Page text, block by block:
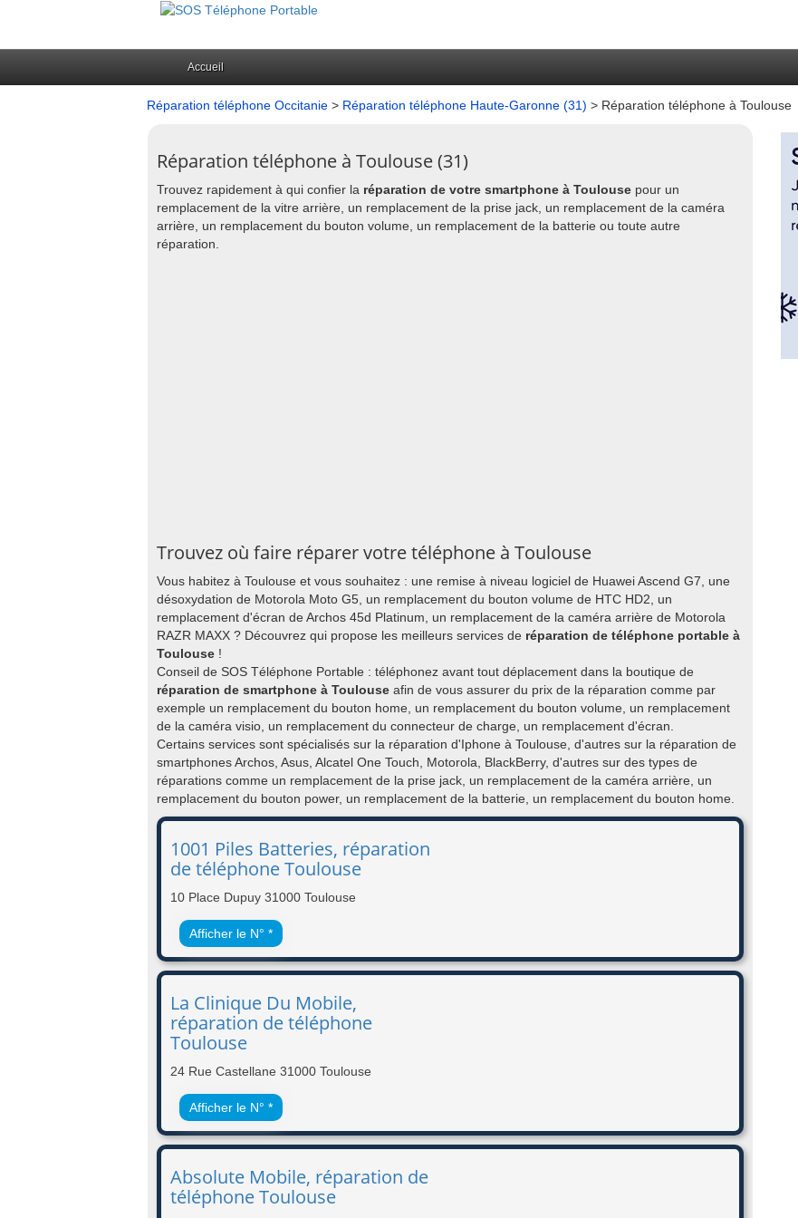
Accueil
Réparation téléphone Occitanie > Réparation téléphone Haute-Garonne (31) > Réparation téléphone à Toulouse
Réparation téléphone à Toulouse (31)
Trouvez rapidement à qui confier la réparation de votre smartphone à Toulouse pour un
remplacement de la vitre arrière, un remplacement de la prise jack, un remplacement de la caméra
arrière, un remplacement du bouton volume, un remplacement de la batterie ou toute autre
réparation.
Trouvez où faire réparer votre téléphone à Toulouse
Vous habitez à Toulouse et vous souhaitez : une remise à niveau logiciel de Huawei Ascend G7, une
désoxydation de Motorola Moto G5, un remplacement du bouton volume de HTC HD2, un
remplacement d'écran de Archos 45d Platinum, un remplacement de la caméra arrière de Motorola
RAZR MAXX ? Découvrez qui propose les meilleurs services de réparation de téléphone portable à
Toulouse !
Conseil de SOS Téléphone Portable : téléphonez avant tout déplacement dans la boutique de
réparation de smartphone à Toulouse afin de vous assurer du prix de la réparation comme par
exemple un remplacement du bouton home, un remplacement du bouton volume, un remplacement
de la caméra visio, un remplacement du connecteur de charge, un remplacement d'écran.
Certains services sont spécialisés sur la réparation d'Iphone à Toulouse, d'autres sur la réparation de
smartphones Archos, Asus, Alcatel One Touch, Motorola, BlackBerry, d'autres sur des types de
réparations comme un remplacement de la prise jack, un remplacement de la caméra arrière, un
remplacement du bouton power, un remplacement de la batterie, un remplacement du bouton home.
1001 Piles Batteries, réparation
de téléphone Toulouse
10 Place Dupuy 31000 Toulouse
Afficher le N° *
La Clinique Du Mobile,
réparation de téléphone
Toulouse
24 Rue Castellane 31000 Toulouse
Afficher le N° *
Absolute Mobile, réparation de
téléphone Toulouse